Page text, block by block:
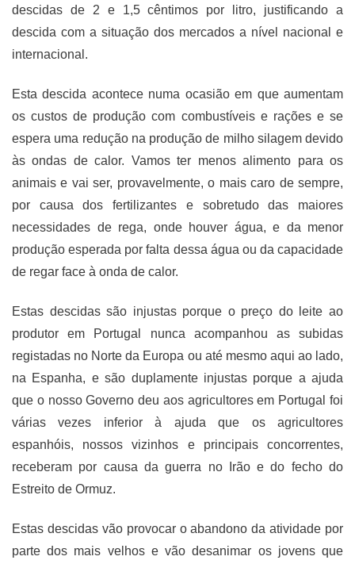
descidas de 2 e 1,5 cêntimos por litro, justificando a
descida com a situação dos mercados a nível nacional e
internacional.
Esta descida acontece numa ocasião em que aumentam
os custos de produção com combustíveis e rações e se
espera uma redução na produção de milho silagem devido
às ondas de calor. Vamos ter menos alimento para os
animais e vai ser, provavelmente, o mais caro de sempre,
por causa dos fertilizantes e sobretudo das maiores
necessidades de rega, onde houver água, e da menor
produção esperada por falta dessa água ou da capacidade
de regar face à onda de calor.
Estas descidas são injustas porque o preço do leite ao
produtor em Portugal nunca acompanhou as subidas
registadas no Norte da Europa ou até mesmo aqui ao lado,
na Espanha, e são duplamente injustas porque a ajuda
que o nosso Governo deu aos agricultores em Portugal foi
várias vezes inferior à ajuda que os agricultores
espanhóis, nossos vizinhos e principais concorrentes,
receberam por causa da guerra no Irão e do fecho do
Estreito de Ormuz.
Estas descidas vão provocar o abandono da atividade por
parte dos mais velhos e vão desanimar os jovens que